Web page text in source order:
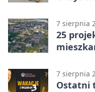
7 sierpnia
25
7 sierpnia
Ostatni